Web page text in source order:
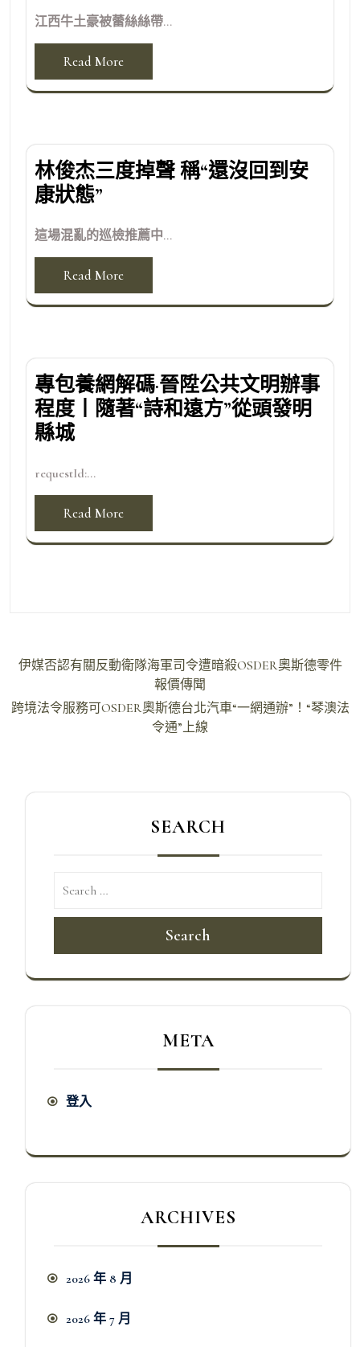
江西牛土豪被蕾絲絲帶...
Read More
林俊杰三度掉聲 稱“還沒回到安
康狀態”
這場混亂的巡檢推薦中...
Read More
專包養網解碼·晉陞公共文明辦事
程度丨隨著“詩和遠方”從頭發明
縣城
requestId:...
Read More
文
導
伊媒否認有關反動衛隊海軍司令遭暗殺OSDER奧斯德零件
報價傳聞
跨境法令服務可OSDER奧斯德台北汽車“一網通辦”！“琴澳法
令通”上線
SEARCH
Search
META
登入
ARCHIVES
2026 年 8 月
2026 年 7 月